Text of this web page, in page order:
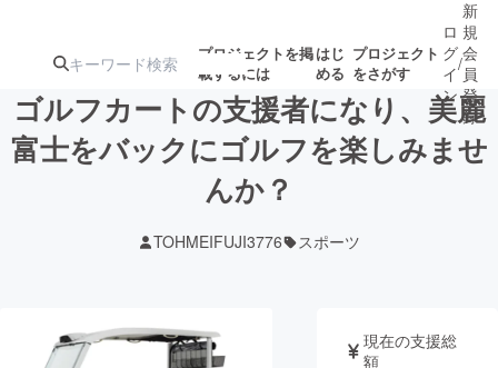
プロジェクトを掲
載するには
はじ
める
プロジェクト
をさがす
注目の新着プロ 募集終了が近いプ
テクノロジー・ガジェット
ロ
グ
イ
ン
/
新
規
会
員
登
録
ゴルフカートの支援者になり、美麗
富士をバックにゴルフを楽しみませ
んか？
TOHMEIFUJI3776 スポーツ
現在の支援総
額